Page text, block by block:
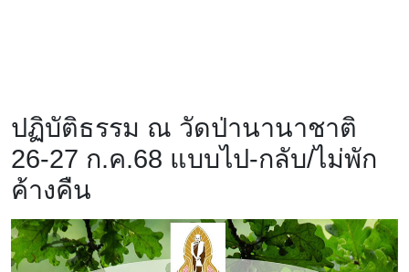
ปฏิบัติธรรม ณ วัดป่านานาชาติ
26-27 ก.ค.68 แบบไป-กลับ/ไม่พัก
ค้างคืน